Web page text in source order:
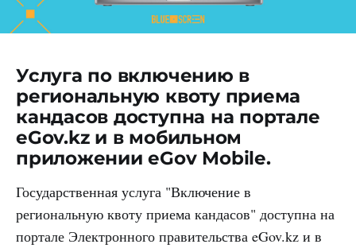
Услуга по включению в
региональную квоту приема
кандасов доступна на портале
eGov.kz и в мобильном
приложении eGov Mobile.
Государственная услуга "Включение в
региональную квоту приема кандасов" доступна на
портале Электронного правительства eGov.kz и в